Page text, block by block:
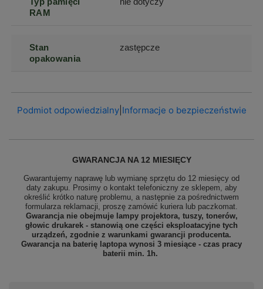
RAM
Stan
opakowania
zastępcze
Podmiot odpowiedzialny| Informacje o bezpieczeństwie
GWARANCJA NA 12 MIESIĘCY
Gwarantujemy naprawę lub wymianę sprzętu do 12 miesięcy od
daty zakupu. Prosimy o kontakt telefoniczny ze sklepem, aby
określić krótko naturę problemu, a następnie za pośrednictwem
formularza reklamacji, proszę zamówić kuriera lub paczkomat.
Gwarancja nie obejmuje lampy projektora, tuszy, tonerów,
głowic drukarek - stanowią one części eksploatacyjne tych
urządzeń, zgodnie z warunkami gwarancji producenta.
Gwarancja na baterię laptopa wynosi 3 miesiące - czas pracy
baterii min. 1h.